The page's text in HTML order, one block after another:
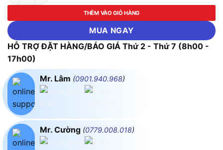
THÊM VÀO GIỎ HÀNG
MUA NGAY
HỖ TRỢ ĐẶT HÀNG/BÁO GIÁ Thứ 2 - Thứ 7 (8h00 -
17h00)
Mr. Lâm (0901.940.968)
Mr. Cường (0779.008.018)